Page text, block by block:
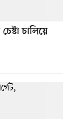
চালিয়ে